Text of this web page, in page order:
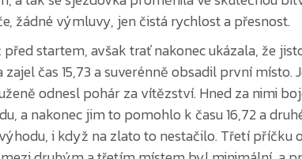
zajel čas 15,73 a suverénně obsadil první
odnesl pohár za vítězství. Hned za nimi
a nakonec jim to pomohlo k času 16,72 a
i když na zlato to nestačilo. Třetí příčku
mezi druhým a třetím místem byl minimální, a
místo patřilo týmu Březová z Liberecka s
s časem 17,29.